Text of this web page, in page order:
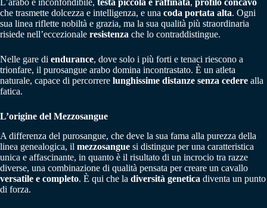
che trasmette dolcezza e intelligenza, e una coda portata alta. Ogni
sua linea riflette nobiltà e grazia, ma la sua qualità più straordinaria
risiede nell’eccezionale resistenza che lo contraddistingue.
Nelle gare di endurance, dove solo i più forti e tenaci riescono a
trionfare, il purosangue arabo domina incontrastato. È un atleta
naturale, capace di percorrere lunghissime distanze senza cedere alla
fatica.
L’origine del Mezzosangue
A differenza del purosangue, che deve la sua fama alla purezza della
linea genealogica, il mezzosangue si distingue per una caratteristica
unica e affascinante, in quanto è il risultato di un incrocio tra razze
diverse, una combinazione di qualità pensata per creare un cavallo
versatile e completo. È qui che la diversità genetica diventa un punto
di forza.